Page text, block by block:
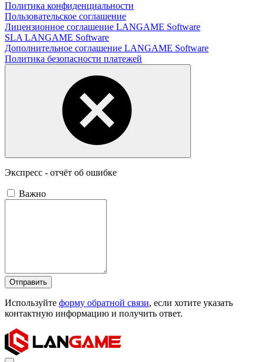
Политика конфиденциальности
Пользовательское соглашение
Лицензионное соглашение LANGAME Software
SLA LANGAME Software
Дополнительное соглашение LANGAME Software
Политика безопасности платежей
Экспресс - отчёт об ошибке
Важно
Отправить
Используйте форму обратной связи, если хотите указать
контактную информацию и получить ответ.